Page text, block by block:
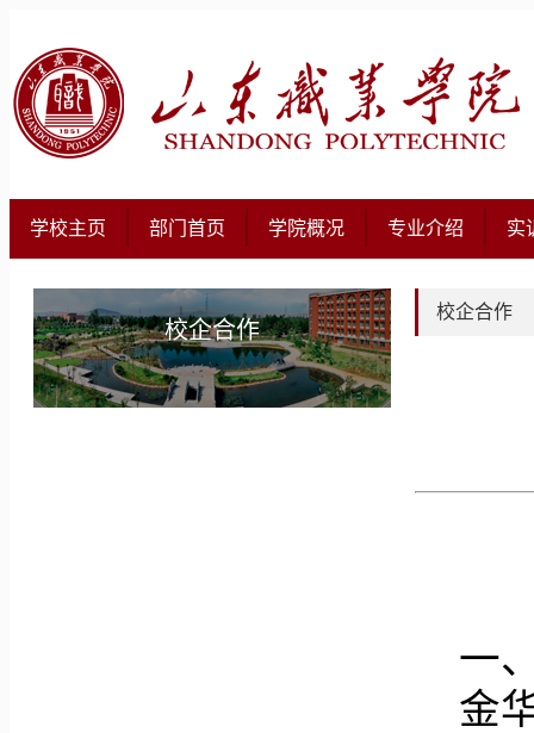
学校主页 部门首页 学院概况 专业介绍 实
校企合作
校企合作
一
金